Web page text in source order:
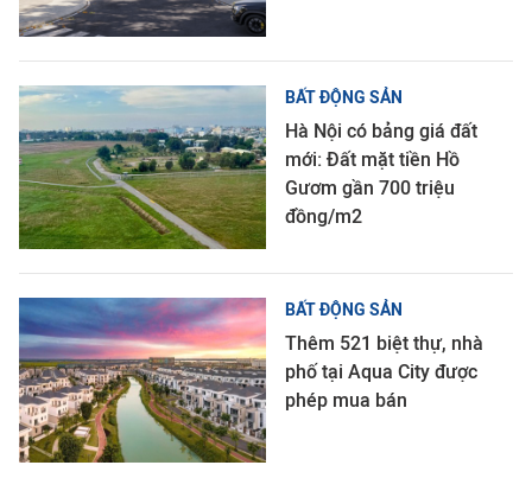
BẤT ĐỘNG SẢN
Hà Nội có bảng giá đất
mới: Đất mặt tiền Hồ
Gươm gần 700 triệu
đồng/m2
BẤT ĐỘNG SẢN
Thêm 521 biệt thự, nhà
phố tại Aqua City được
phép mua bán